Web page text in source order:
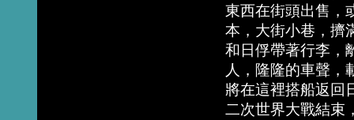
東西在街頭出售，
本，大街小巷，擠
和日俘帶著行李，
人，隆隆的車聲，
將在這裡搭船返回
二次世界大戰結束